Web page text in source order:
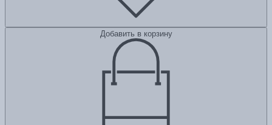
Добавить в корзину